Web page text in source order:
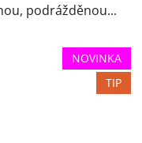
podrážděnou...
NOVINKA
TIP